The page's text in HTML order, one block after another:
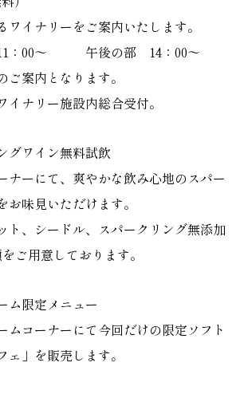
イナリーをご案内いたします。
：00～ 午後の部 14：00～
案内となります。
リー施設内総合受付。
グワイン無料試飲
ーにて、爽やかな飲み心地のスパー
お味見いただけます。
、シードル、スパークリング無添加
ご用意しております。
ム限定メニュー
コーナーにて今回だけの限定ソフト
」を販売します。